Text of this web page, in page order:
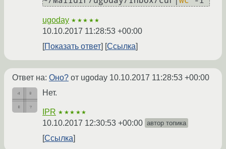
ugoday ★★★★★
10.10.2017 11:28:53 +00:00
Показать ответ
Ссылка
Ответ на: Оно? от ugoday 10.10.2017 11:28:53 +00:00
Нет.
IPR ★★★★★
10.10.2017 12:30:53 +00:00 автор топика
Ссылка